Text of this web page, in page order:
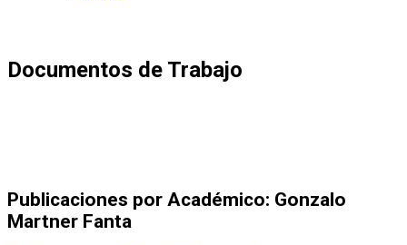
Documentos de Trabajo
Publicaciones por Académico: Gonzalo
Martner Fanta